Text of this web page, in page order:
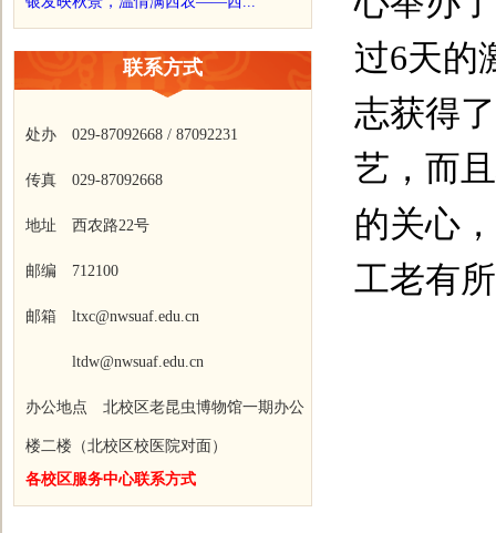
联系方式
处办 029-87092668 / 87092231
传真 029-87092668
地址 西农路22号
邮编 712100
邮箱 ltxc@nwsuaf.edu.cn
ltdw@nwsuaf.edu.cn
办公地点 北校区老昆虫博物馆一期办公
楼二楼（北校区校医院对面）
各校区服务中心联系方式
过6天的
志获得
艺，而
的关心
工老有